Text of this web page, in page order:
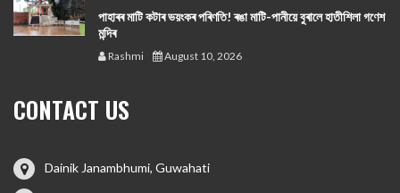
পাহাৰৰ মাটি কটাৰ ভয়ংকৰ পৰিণতি! ৰঙা মাটি-পানীয়ে বুৰালে হাতীশিলা গণেশ
মন্দিৰ
Rashmi August 10, 2026
CONTACT US
Dainik Janambhumi, Guwahati